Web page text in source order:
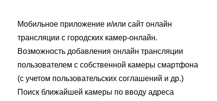
Мобильное приложение и/или сайт онлайн
трансляции с городских камер-онлайн.
Возможность добавления онлайн трансляции
пользователем с собственной камеры смартфона
(с учетом пользовательских соглашений и др.)
Поиск ближайшей камеры по вводу адреса